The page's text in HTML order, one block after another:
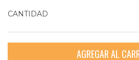
CANTIDAD